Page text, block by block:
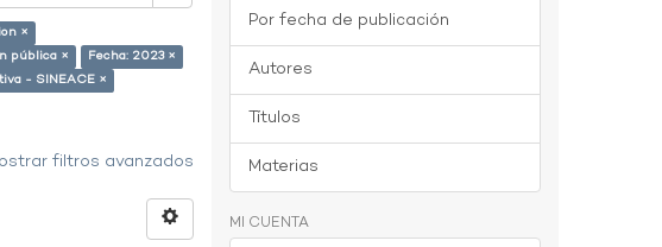
×
pública ×
Fecha: 2023 ×
- SINEACE ×
filtros avanzados
Por fecha de publicación
Autores
Títulos
Materias
MI CUENTA